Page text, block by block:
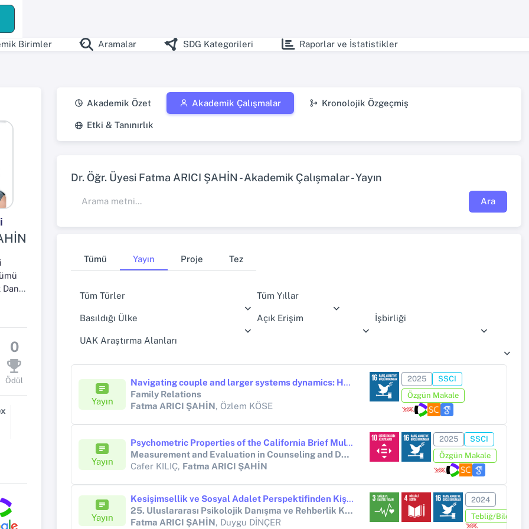
Birimler Aramalar SDG Kategorileri Raporlar ve İstatistikler
Dalı
0
Ödül
Akademik Özet Akademik Çalışmalar Kronolojik Özgeçmiş
Etki & Tanınırlık
Dr. Öğr. Üyesi Fatma ARICI ŞAHİN - Akademik Çalışmalar - Yayın
Ara
Tümü Yayın Proje Tez
Tüm Türler Tüm Yıllar
Basıldığı Ülke Açık Erişim İşbirliği
UAK Araştırma Alanları
Yayın
Navigating couple and larger systems dynamics: Healthcare workers’ COVID ‐19 experiences in Turkey
Family Relations
Fatma ARICI ŞAHİN, Özlem KÖSE
2025
SSCI
Özgün Makale
Yayın
Psychometric Properties of the California Brief Multicultural Competence Scale (CBMCS) in a Turkish Counselor Sample
Measurement and Evaluation in Counseling and Development
Cafer KILIÇ, Fatma ARICI ŞAHİN
2025
SSCI
Özgün Makale
Yayın
Kesişimsellik ve Sosyal Adalet Perspektifinden Kişiler Arası Süpervizyon Modelleri
25. Uluslararası Psikolojik Danışma ve Rehberlik Kongresi
Fatma ARICI ŞAHİN, Duygu DİNÇER
2024
Tebliğ/Bildiri